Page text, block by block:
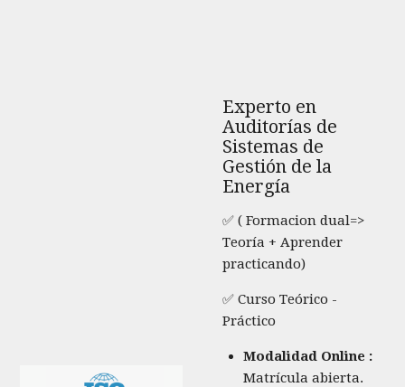
Experto en
Auditorías de
Sistemas de
Gestión de la
Energía
✅ ( Formacion dual=>
Teoría + Aprender
practicando)
✅ Curso Teórico -
Práctico
Modalidad Online :
Matrícula abierta.